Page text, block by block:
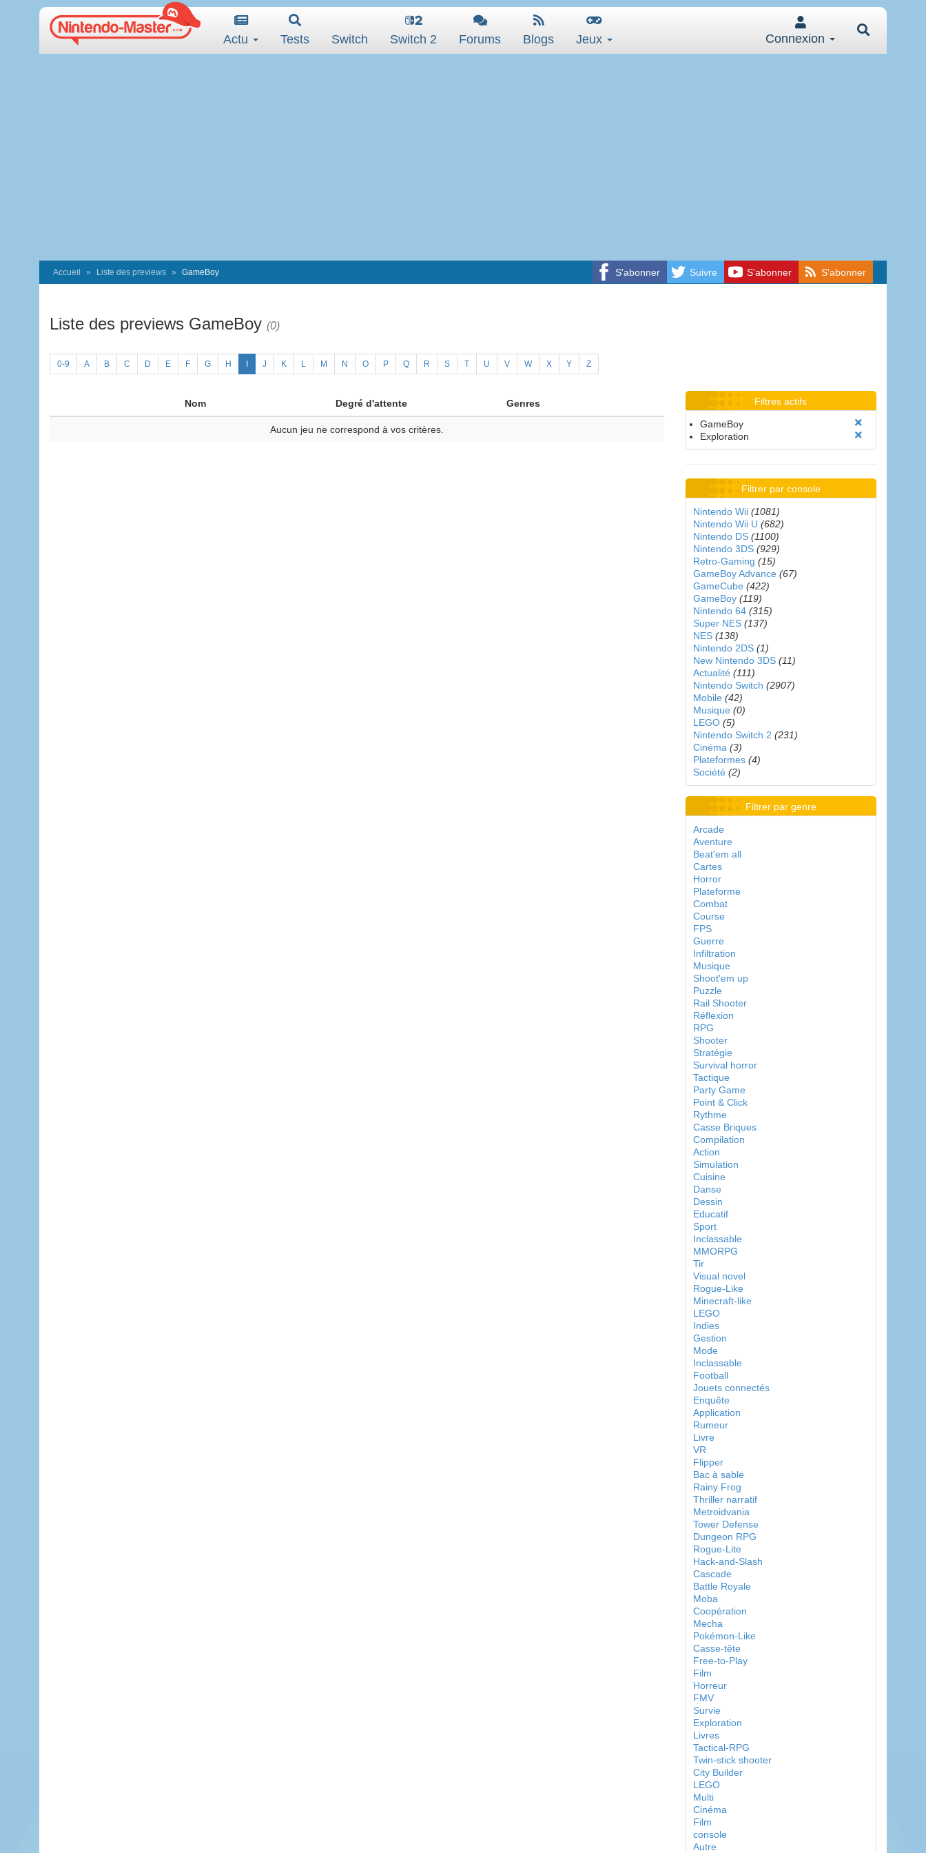
Actu Tests Switch Switch 2 Forums Blogs Jeux Connexion
S'abonner Suivre S'abonner S'abonner
Accueil Liste des previews GameBoy
Liste des previews GameBoy (0)
0-9 A B C D E F G H J K L M N O P Q R S T U V W X Y Z
Nom Degré d'attente Genres
Aucun jeu ne correspond à vos critères.
Filtres actifs
GameBoy
Exploration
Filtrer par console
Nintendo Wii (1081)
Nintendo Wii U (682)
Nintendo DS (1100)
Nintendo 3DS (929)
Retro-Gaming (15)
GameBoy Advance (67)
GameCube (422)
GameBoy (119)
Nintendo 64 (315)
Super NES (137)
NES (138)
Nintendo 2DS (1)
New Nintendo 3DS (11)
Actualité (111)
Nintendo Switch (2907)
Mobile (42)
Musique (0)
LEGO (5)
Nintendo Switch 2 (231)
Cinéma (3)
Plateformes (4)
Société (2)
Filtrer par genre
Arcade
Aventure
Beat'em all
Cartes
Horror
Plateforme
Combat
Course
FPS
Guerre
Infiltration
Musique
Shoot'em up
Puzzle
Rail Shooter
Réflexion
RPG
Shooter
Stratégie
Survival horror
Tactique
Party Game
Point & Click
Rythme
Casse Briques
Compilation
Action
Simulation
Cuisine
Danse
Dessin
Educatif
Sport
Inclassable
MMORPG
Tir
Visual novel
Rogue-Like
Minecraft-like
LEGO
Indies
Gestion
Mode
Inclassable
Football
Jouets connectés
Enquête
Application
Rumeur
Livre
VR
Flipper
Bac à sable
Rainy Frog
Thriller narratif
Metroidvania
Tower Defense
Dungeon RPG
Rogue-Lite
Hack-and-Slash
Cascade
Battle Royale
Moba
Coopération
Mecha
Pokémon-Like
Casse-tête
Free-to-Play
Film
Horreur
FMV
Survie
Exploration
Livres
Tactical-RPG
Twin-stick shooter
City Builder
LEGO
Multi
Cinéma
Film
console
Autre